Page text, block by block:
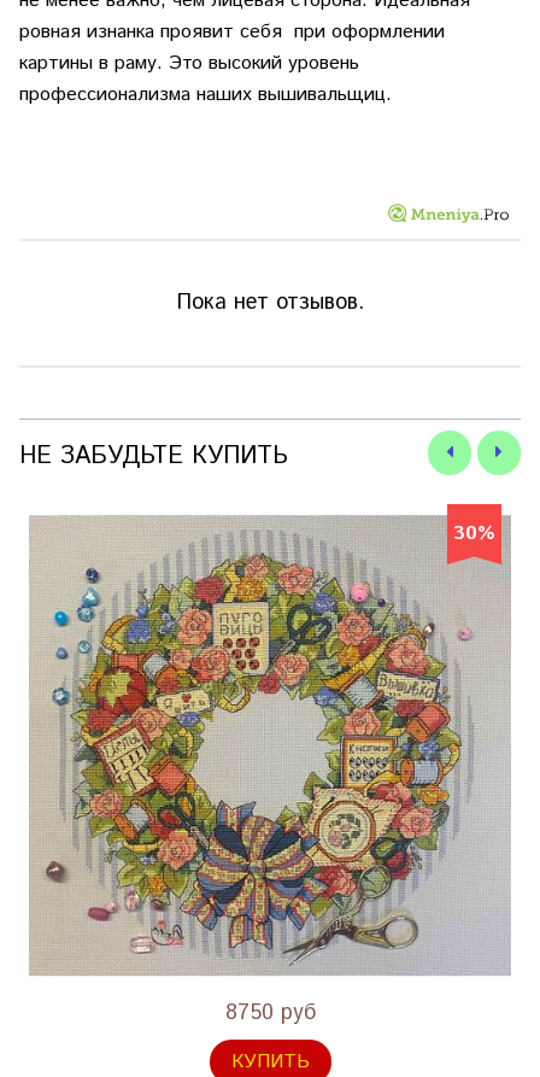
ровная изнанка проявит себя при оформлении
картины в раму. Это высокий уровень
профессионализма наших вышивальщиц.
Пока нет отзывов.
НЕ ЗАБУДЬТЕ КУПИТЬ
30%
8750 руб
КУПИТЬ